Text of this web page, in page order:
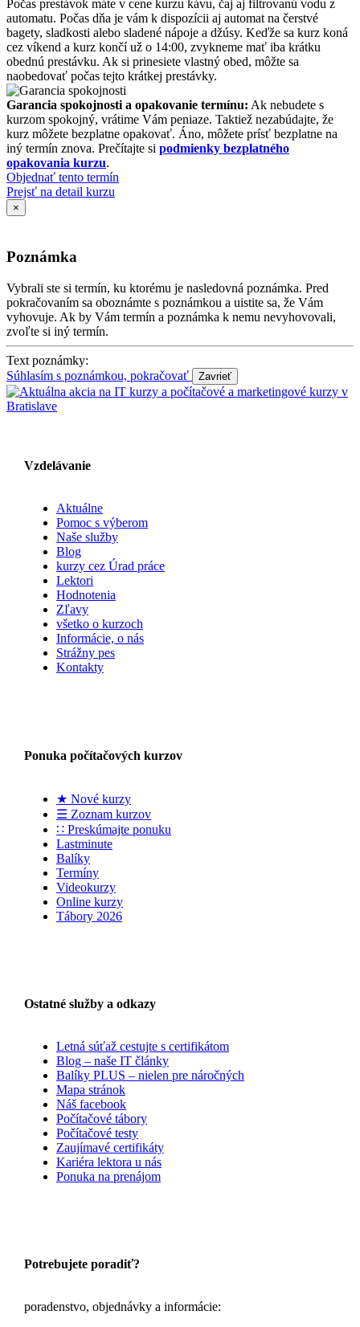
Počas prestávok máte v cene kurzu kávu, čaj aj filtrovanú vodu z
automatu. Počas dňa je vám k dispozícii aj automat na čerstvé
bagety, sladkosti alebo sladené nápoje a džúsy. Keďže sa kurz koná
cez víkend a kurz končí už o 14:00, zvykneme mať iba krátku
obednú prestávku. Ak si prinesiete vlastný obed, môžte sa
naobedovať počas tejto krátkej prestávky.
Garancia spokojnosti a opakovanie termínu: Ak nebudete s
kurzom spokojný, vrátime Vám peniaze. Taktiež nezabúdajte, že
kurz môžete bezplatne opakovať. Áno, môžete prísť bezplatne na
iný termín znova. Prečítajte si podmienky bezplatného
opakovania kurzu.
Objednať tento termín
Prejsť na detail kurzu
×
Poznámka
Vybrali ste si termín, ku ktorému je nasledovná poznámka. Pred
pokračovaním sa oboznámte s poznámkou a uistite sa, že Vám
vyhovuje. Ak by Vám termín a poznámka k nemu nevyhovovali,
zvoľte si iný termín.
Text poznámky:
Súhlasím s poznámkou, pokračovať
Vzdelávanie
Aktuálne
Pomoc s výberom
Naše služby
Blog
kurzy cez Úrad práce
Lektori
Hodnotenia
Zľavy
všetko o kurzoch
Informácie, o nás
Strážny pes
Kontakty
Ponuka počítačových kurzov
★ Nové kurzy
☰ Zoznam kurzov
∷ Preskúmajte ponuku
Lastminute
Balíky
Termíny
Videokurzy
Online kurzy
Tábory 2026
Ostatné služby a odkazy
Letná súťaž cestujte s certifikátom
Blog – naše IT články
Balíky PLUS – nielen pre náročných
Mapa stránok
Náš facebook
Počítačové tábory
Počítačové testy
Zaujímavé certifikáty
Kariéra lektora u nás
Ponuka na prenájom
Potrebujete poradiť?
poradenstvo, objednávky a informácie: